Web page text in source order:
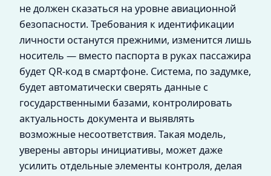
не должен сказаться на уровне авиационной
безопасности. Требования к идентификации
личности останутся прежними, изменится лишь
носитель — вместо паспорта в руках пассажира
будет QR-код в смартфоне. Система, по задумке,
будет автоматически сверять данные с
государственными базами, контролировать
актуальность документа и выявлять
возможные несоответствия. Такая модель,
уверены авторы инициативы, может даже
усилить отдельные элементы контроля, делая